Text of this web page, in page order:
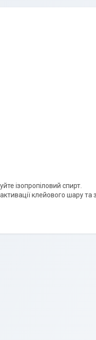
ізопропіловий спирт.
клейового шару та